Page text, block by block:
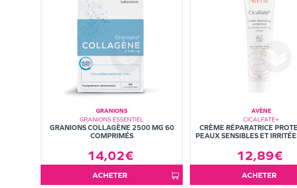
GRANIONS
GRANIONS ESSENTIEL
GRANIONS COLLAGÈNE 2500 MG 60
COMPRIMÉS
14,02€
ACHETER
AVÈNE
CICALFATE+
CRÈME RÉPARATRICE
PEAUX SENSIBLES ET
12,89€
ACHETER